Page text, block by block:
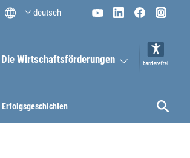
Erfolgsgeschichten
deutsch
Die Wirt­schaftsför­derungen